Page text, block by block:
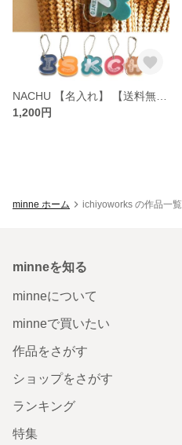
1,200円
minne ホーム ichiyoworks の作品一覧
minneを知る
minneについて
minneで買いたい
作品をさがす
ショップをさがす
ランキング
特集